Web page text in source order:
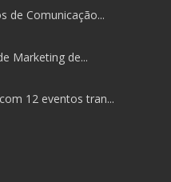
de Comunicação...
Marketing de...
12 eventos tran...